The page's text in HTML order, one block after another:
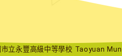
市立永豐高級中等學校 Taoyuan